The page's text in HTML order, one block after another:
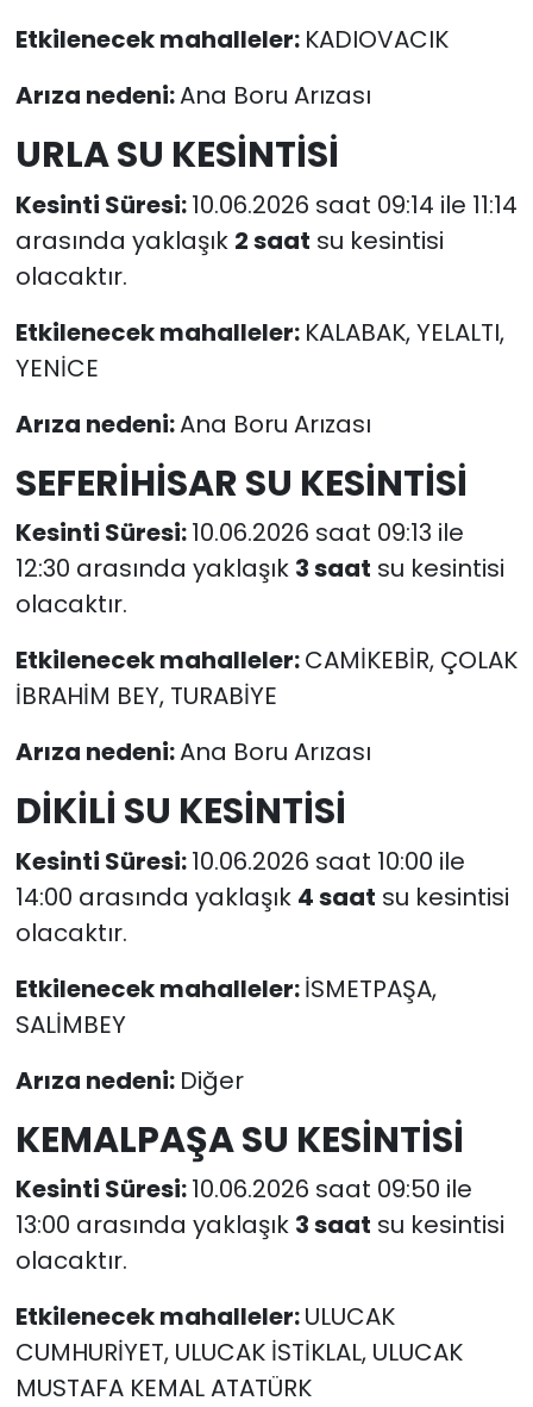
Etkilenecek mahalleler: KADIOVACIK
Arıza nedeni:Ana Boru Arızası
URLA SU KESİNTİSİ
Kesinti Süresi:10.06.2026 saat 09:14 ile 11:14
arasında yaklaşık 2 saat su kesintisi
olacaktır.
Etkilenecek mahalleler: KALABAK, YELALTI,
YENİCE
Arıza nedeni:Ana Boru Arızası
SEFERİHİSAR SU KESİNTİSİ
Kesinti Süresi:10.06.2026 saat 09:13 ile
12:30 arasında yaklaşık 3 saat su kesintisi
olacaktır.
Etkilenecek mahalleler:CAMİKEBİR, ÇOLAK
İBRAHİM BEY, TURABİYE
Arıza nedeni:Ana Boru Arızası
DİKİLİ SU KESİNTİSİ
Kesinti Süresi:10.06.2026 saat 10:00 ile
14:00 arasında yaklaşık 4 saat su kesintisi
olacaktır.
Etkilenecek mahalleler:İSMETPAŞA,
SALİMBEY
Arıza nedeni: Diğer
KEMALPAŞA SU KESİNTİSİ
Kesinti Süresi:10.06.2026 saat 09:50 ile
13:00 arasında yaklaşık 3 saat su kesintisi
olacaktır.
Etkilenecek mahalleler:ULUCAK
CUMHURİYET, ULUCAK İSTİKLAL, ULUCAK
MUSTAFA KEMAL ATATÜRK